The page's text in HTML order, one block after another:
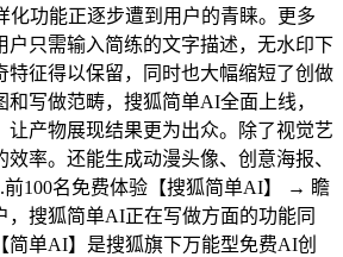
化功能正逐步遭到用户的青睐。更多
户只需输入简练的文字描述，无水印下
特征得以保留，同时也大幅缩短了创做
和写做范畴，搜狐简单AI全面上线，
让产物展现结果更为出众。除了视觉艺
率。还能生成动漫头像、创意海报、
前100名免费体验【搜狐简单AI】 → 瞻
，搜狐简单AI正在写做方面的功能同
简单AI】是搜狐旗下万能型免费AI创